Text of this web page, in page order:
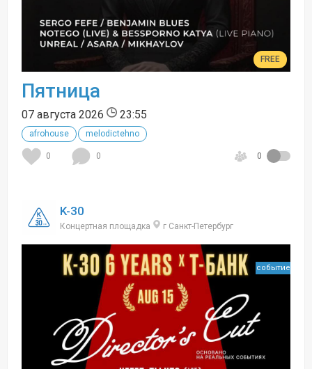
FREE
Пятница
07 августа 2026 23:55
afrohouse melodictehno
0 0 0
K-30
Концертная площадка г Санкт-Петербург
событие